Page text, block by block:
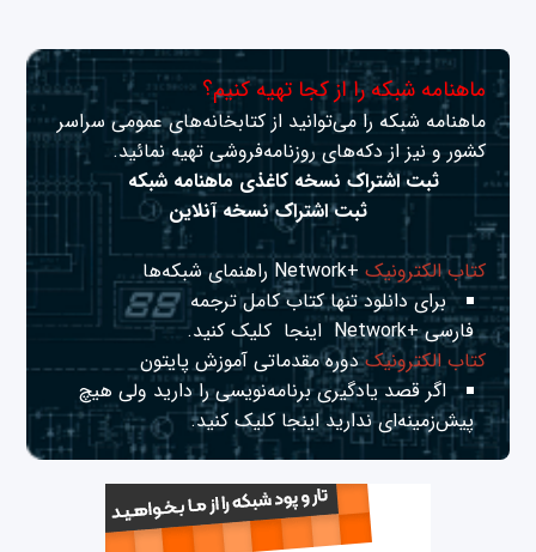
ماهنامه شبکه را از کجا تهیه کنیم؟
ماهنامه شبکه را می‌توانید از کتابخانه‌های عمومی سراسر
کشور و نیز از دکه‌های روزنامه‌فروشی تهیه نمائید.
ثبت اشتراک نسخه کاغذی ماهنامه شبکه
ثبت اشتراک نسخه آنلاین
کتاب الکترونیک+Network راهنمای شبکه‌ها
برای دانلود تنها کتاب کامل ترجمه
فارسی +Network
اینجا کلیک کنید.
کتاب الکترونیکدوره مقدماتی آموزش پایتون
اگر قصد یادگیری برنامه‌نویسی را دارید ولی هیچ
پیش‌زمینه‌ای نداریداینجا کلیک کنید.